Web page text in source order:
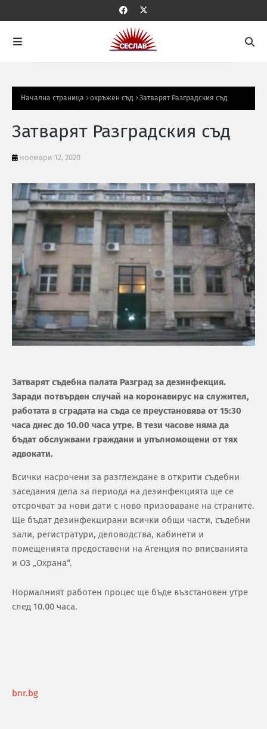
Начална страница окръжен съд Затварят Разградския съд
Затварят Разградския съд
ноември 12, 2020
Затварят съдебна палата Разград за дезинфекция.
Заради потвърден случай на коронавирус на служител,
работата в сградата на съда се преустановява от 15:30
часа днес до 10.00 часа утре. В тези часове няма да
бъдат обслужвани граждани и упълномощени от тях
адвокати.
Всички насрочени за разглеждане в открити съдебни
заседания дела за периода на дезинфекцията ще се
отсрочват за нови дати с ново призоваване на страните.
Ще бъдат дезинфекцирани всички общи части, съдебни
зали, регистратури, деловодства, кабинети и
помещенията предоставени на Агенция по вписванията
и ОЗ „Охрана“.
Нормалният работен процес ще бъде възстановен утре
след 10.00 часа.
bnr.bg